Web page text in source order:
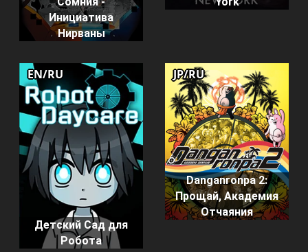
Инициатива
Нирваны
Детский Сад для
Робота
EN/RU
Danganronpa 2:
Прощай, Академия
Отчаяния
JP/RU